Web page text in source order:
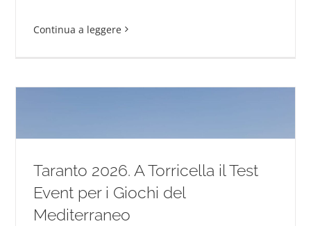
Continua a leggere
Taranto 2026. A Torricella il Test
Event per i Giochi del
Mediterraneo